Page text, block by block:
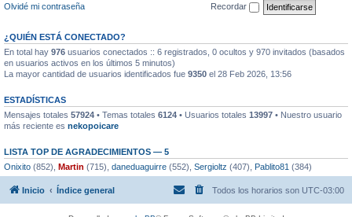
Olvidé mi contraseña
Recordar
¿QUIÉN ESTÁ CONECTADO?
En total hay 976 usuarios conectados :: 6 registrados, 0 ocultos y 970 invitados (basados
en usuarios activos en los últimos 5 minutos)
La mayor cantidad de usuarios identificados fue 9350 el 28 Feb 2026, 13:56
ESTADÍSTICAS
Mensajes totales 57924 • Temas totales 6124 • Usuarios totales 13997 • Nuestro usuario
más reciente es nekopoicare
LISTA TOP DE AGRADECIMIENTOS — 5
Onixito (852), Martin (715), daneduaguirre (552), Sergioltz (407), Pablito81 (384)
Inicio Índice general Todos los horarios son UTC-03:00